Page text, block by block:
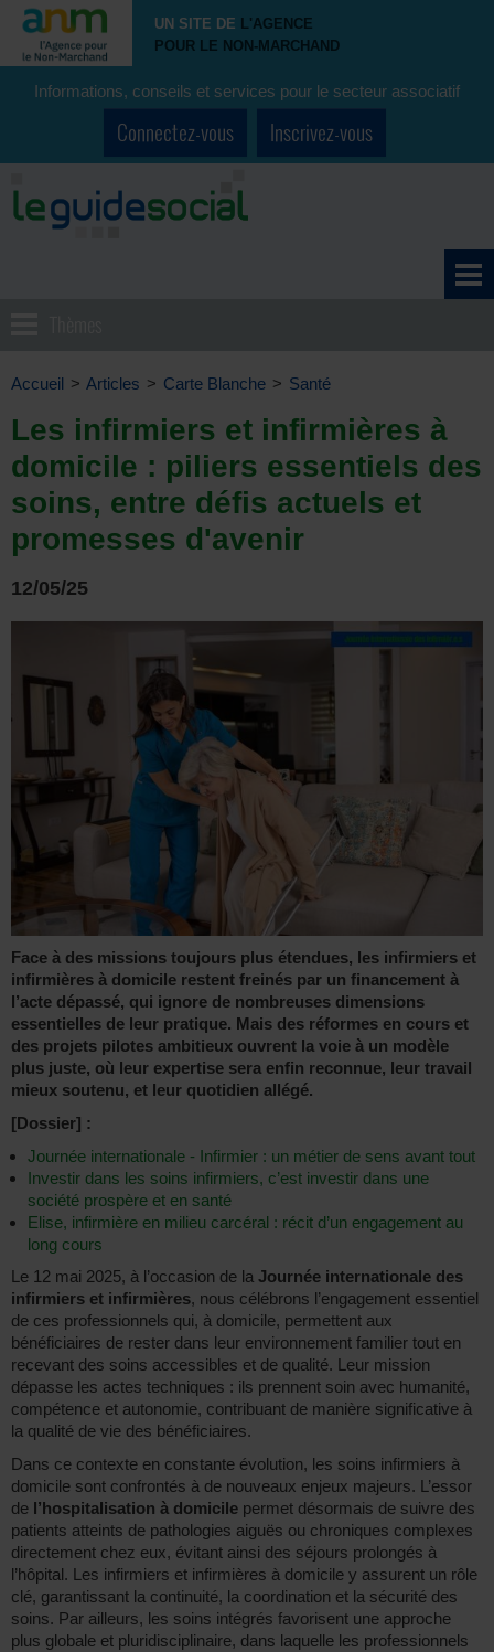
UN SITE DE L'AGENCE
POUR LE NON-MARCHAND
Informations, conseils et services pour le secteur associatif
Connectez-vous Inscrivez-vous
Accueil > Articles > Carte Blanche > Santé
Les infirmiers et infirmières à
domicile : piliers essentiels des
soins, entre défis actuels et
promesses d'avenir
12/05/25
Face à des missions toujours plus étendues, les infirmiers et
infirmières à domicile restent freinés par un financement à
l’acte dépassé, qui ignore de nombreuses dimensions
essentielles de leur pratique. Mais des réformes en cours et
des projets pilotes ambitieux ouvrent la voie à un modèle
plus juste, où leur expertise sera enfin reconnue, leur travail
mieux soutenu, et leur quotidien allégé.
[Dossier] :
Journée internationale - Infirmier : un métier de sens avant tout
Investir dans les soins infirmiers, c’est investir dans une
société prospère et en santé
Elise, infirmière en milieu carcéral : récit d’un engagement au
long cours
Le 12 mai 2025, à l’occasion de la Journée internationale des
infirmiers et infirmières, nous célébrons l’engagement essentiel
de ces professionnels qui, à domicile, permettent aux
bénéficiaires de rester dans leur environnement familier tout en
recevant des soins accessibles et de qualité. Leur mission
dépasse les actes techniques : ils prennent soin avec humanité,
compétence et autonomie, contribuant de manière significative à
la qualité de vie des bénéficiaires.
Dans ce contexte en constante évolution, les soins infirmiers à
domicile sont confrontés à de nouveaux enjeux majeurs. L’essor
de l’hospitalisation à domicile permet désormais de suivre des
patients atteints de pathologies aiguës ou chroniques complexes
directement chez eux, évitant ainsi des séjours prolongés à
l’hôpital. Les infirmiers et infirmières à domicile y assurent un rôle
clé, garantissant la continuité, la coordination et la sécurité des
soins. Par ailleurs, les soins intégrés favorisent une approche
plus globale et pluridisciplinaire, dans laquelle les professionnels